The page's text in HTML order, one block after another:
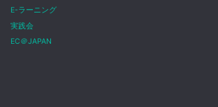
E-ラーニング
実践会
EC＠JAPAN